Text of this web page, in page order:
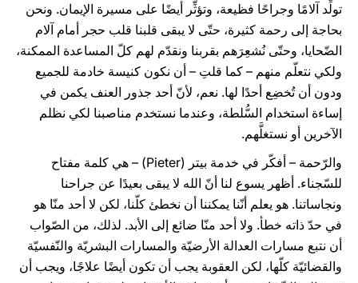
تولِّد آلامًا وجراحًا فظيعة، وتؤثِّر أيضًا على مسيرة الإيمان. ونحن
بحاجة إلى رحمة كثيرة، حتّى لا يبقى قلبنا قلب حجر أمام آلام
الضّحايا، وحتّى نُشعِرَهم بقربنا ونقدّم لهم كلّ المساعدة الممكنة،
ولكي نتعلّم منهم – كما قلتِ – أن نكون كنيسة خادمة للجميع
ودون أن تُخضِع أحدًا لها. نعم، لأنّ أحد جذور العنف يكمن في
إساءة استخدام السُّلطة، وعندما نستخدم مناصبنا لكي نظلم
الآخرين أو نستغلَّهم.
والرّحمة – أفكّر في خدمة بيتر (Pieter) – هي كلمة مفتاح
للسّجناء. أظهر يسوع لنا أنّ الله لا يبقى بعيدًا عن جراحنا
ونجاساتنا. هو يعلم أنّنا يمكننا أن نخطئ كلّنا، لكن لا أحد منّا هو
في حدّ ذاته خطأ. ولا أحد منّا ضائع إلى الأبد. لذلك، من الصّواب
أن نتبع مسارات العدالة الأرضيّة والمسارات البشريّة والنّفسيّة
والقضائيّة كلّها، لكن العقوبة يجب أن تكون أيضًا علاجًا، ويجب أن